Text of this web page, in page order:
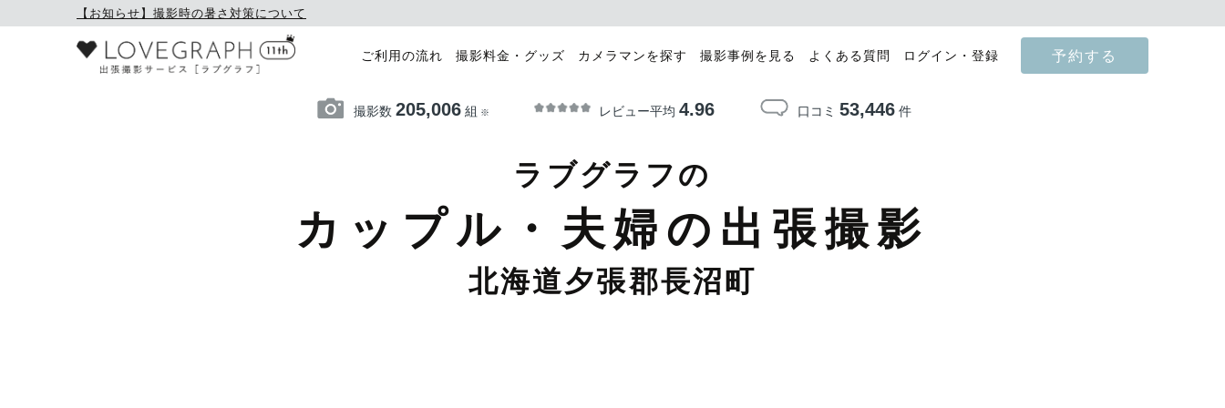
【お知らせ】撮影時の暑さ対策について
ご利用の流れ 撮影料金・グッズ カメラマンを探す 撮影事例を見る よくある質問 ログイン・登録 予約する
撮影数 205,006組 ※ レビュー平均 4.96 口コミ 53,446件
ラブグラフの
カップル・夫婦の出張撮影
北海道夕張郡長沼町